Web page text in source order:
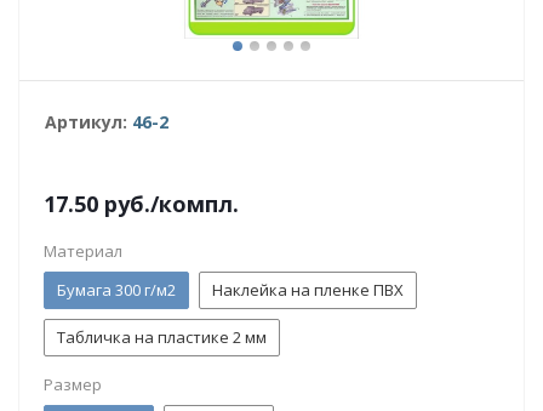
Артикул: 46-2
17.50 руб./компл.
Материал
Бумага 300 г/м2
Наклейка на пленке ПВХ
Табличка на пластике 2 мм
Размер